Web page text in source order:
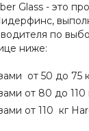
Glass - это
по
ниже:
от 50 до 75
от 80 до 110
от 110 кг